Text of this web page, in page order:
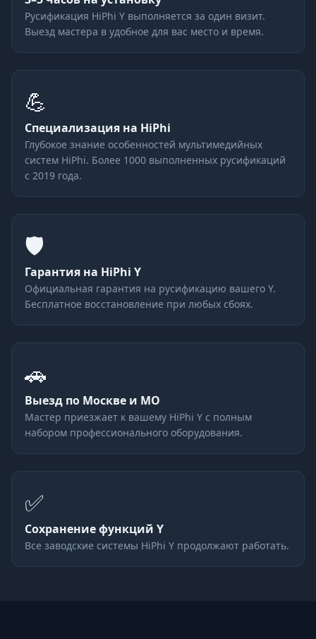
Русификация HiPhi Y выполняется за один визит.
Выезд мастера в удобное для вас место и время.
💪
Специализация на HiPhi
Глубокое знание особенностей мультимедийных
систем HiPhi. Более 1000 выполненных русификаций
с 2019 года.
🛡
Гарантия на HiPhi Y
Официальная гарантия на русификацию вашего Y.
Бесплатное восстановление при любых сбоях.
🚗
Выезд по Москве и МО
Мастер приезжает к вашему HiPhi Y с полным
набором профессионального оборудования.
✅
Сохранение функций Y
Все заводские системы HiPhi Y продолжают работать.